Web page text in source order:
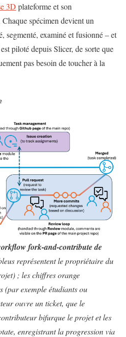
3D plateforme et son
Chaque spécimen devient un
segmenté, examiné et fusionné – et
piloté depuis Slicer, de sorte que
pas besoin de toucher à la
fork-and-contribute de
représentent le propriétaire du
; les chiffres orange
(par exemple étudiants ou
ouvre un ticket, que le
bifurque le projet et les
enregistrant la progression via